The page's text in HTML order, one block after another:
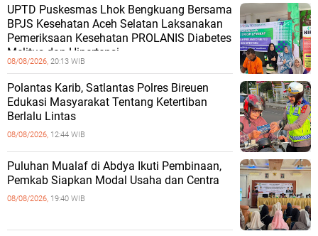
UPTD Puskesmas Lhok Bengkuang Bersama
BPJS Kesehatan Aceh Selatan Laksanakan
Pemeriksaan Kesehatan PROLANIS Diabetes
Melitus dan Hipertensi
08/08/2026, 20:13 WIB
Polantas Karib, Satlantas Polres Bireuen
Edukasi Masyarakat Tentang Ketertiban
Berlalu Lintas
08/08/2026, 12:44 WIB
Puluhan Mualaf di Abdya Ikuti Pembinaan,
Pemkab Siapkan Modal Usaha dan Centra
08/08/2026, 19:40 WIB